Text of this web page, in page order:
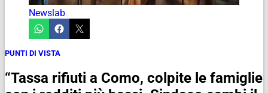
Newslab
PUNTI DI VISTA
“Tassa rifiuti a Como, colpite le famiglie